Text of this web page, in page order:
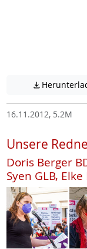

16.11.2012, 5.2M
Unsere
Doris Berger
Syen GLB,